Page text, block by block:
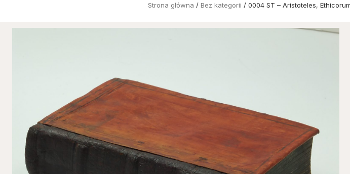
Strona główna / Bez kategorii / 0004 ST – Aristoteles,